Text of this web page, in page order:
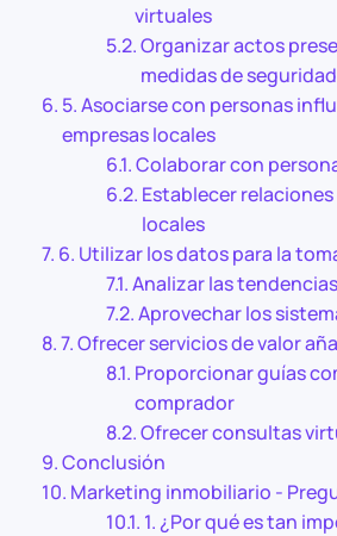
virtuales
Organizar actos
medidas de seguridad
5. Asociarse con personas
empresas locales
Colaborar con
Establecer
locales
6. Utilizar los datos para la
Analizar las
Aprovechar los
7. Ofrecer servicios de valor
Proporcionar guías
comprador
Ofrecer consultas
Conclusión
Marketing inmobiliario -
1. ¿Por qué es tan